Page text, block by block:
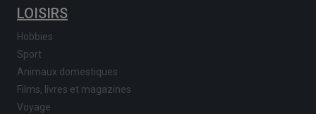
LOISIRS
Hobbies
Sport
Animaux domestiques
Films, livres et magazines
Voyage